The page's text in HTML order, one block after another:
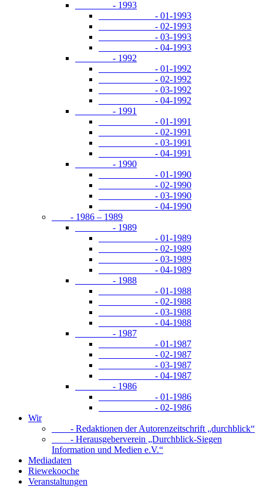
- 1993
- 01-1993
- 02-1993
- 03-1993
- 04-1993
- 1992
- 01-1992
- 02-1992
- 03-1992
- 04-1992
- 1991
- 01-1991
- 02-1991
- 03-1991
- 04-1991
- 1990
- 01-1990
- 02-1990
- 03-1990
- 04-1990
- 1986 – 1989
- 1989
- 01-1989
- 02-1989
- 03-1989
- 04-1989
- 1988
- 01-1988
- 02-1988
- 03-1988
- 04-1988
- 1987
- 01-1987
- 02-1987
- 03-1987
- 04-1987
- 1986
- 01-1986
- 02-1986
Wir
- Redaktionen der Autorenzeitschrift „durchblick“
- Herausgeberverein „Durchblick-Siegen
Information und Medien e.V.“
Mediadaten
Riewekooche
Veranstaltungen